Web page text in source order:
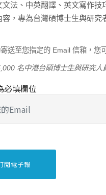
文法、中英翻譯、英文寫作技
容，專為台灣碩博士生與研究
送至您指定的 Email 信箱，您
名中港台碩博士生與研究人
必填欄位